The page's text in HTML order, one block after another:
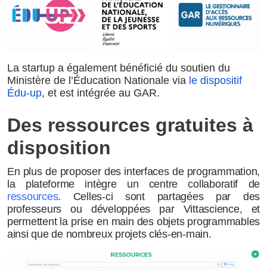
La startup a également bénéficié du soutien du
Ministère de l’Éducation Nationale via le dispositif
Édu-up, et est intégrée au GAR.
Des ressources gratuites à
disposition
En plus de proposer des interfaces de programmation,
la plateforme intègre un centre collaboratif de
ressources. Celles-ci sont partagées par des
professeurs ou développées par Vittascience, et
permettent la prise en main des objets programmables
ainsi que de nombreux projets clés-en-main.